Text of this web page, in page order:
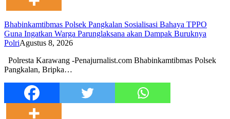
Bhabinkamtibmas Polsek Pangkalan Sosialisasi Bahaya TPPO
Guna Ingatkan Warga Parunglaksana akan Dampak Buruknya
PolriAgustus 8, 2026
Polresta Karawang -Penajurnalist.com Bhabinkamtibmas Polsek
Pangkalan, Bripka…